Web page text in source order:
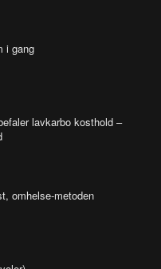
i gang
lavkarbo kosthold –
omhelse-metoden